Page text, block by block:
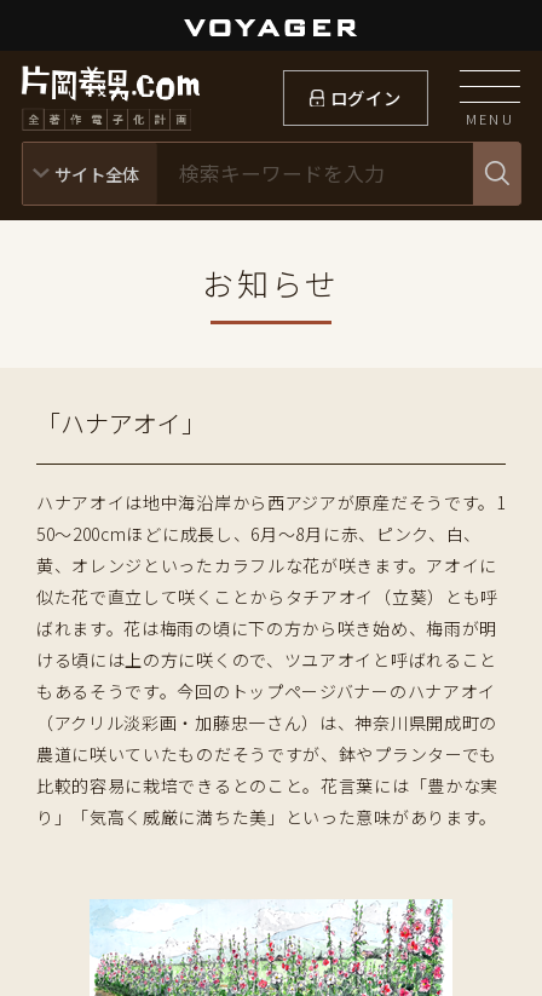
ログイン
MENU
お知らせ
「ハナアオイ」
ハナアオイは地中海沿岸から西アジアが原産だそうです。1
50〜200cmほどに成長し、6月〜8月に赤、ピンク、白、
黄、オレンジといったカラフルな花が咲きます。アオイに
似た花で直立して咲くことからタチアオイ（立葵）とも呼
ばれます。花は梅雨の頃に下の方から咲き始め、梅雨が明
ける頃には上の方に咲くので、ツユアオイと呼ばれること
もあるそうです。今回のトップページバナーのハナアオイ
（アクリル淡彩画・加藤忠一さん）は、神奈川県開成町の
農道に咲いていたものだそうですが、鉢やプランターでも
比較的容易に栽培できるとのこと。花言葉には「豊かな実
り」「気高く威厳に満ちた美」といった意味があります。